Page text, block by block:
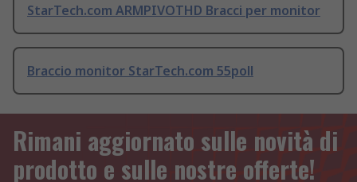
StarTech.com ARMPIVOTHD Bracci per monitor
Braccio monitor StarTech.com 55poll
Rimani aggiornato sulle novità di
prodotto e sulle nostre offerte!